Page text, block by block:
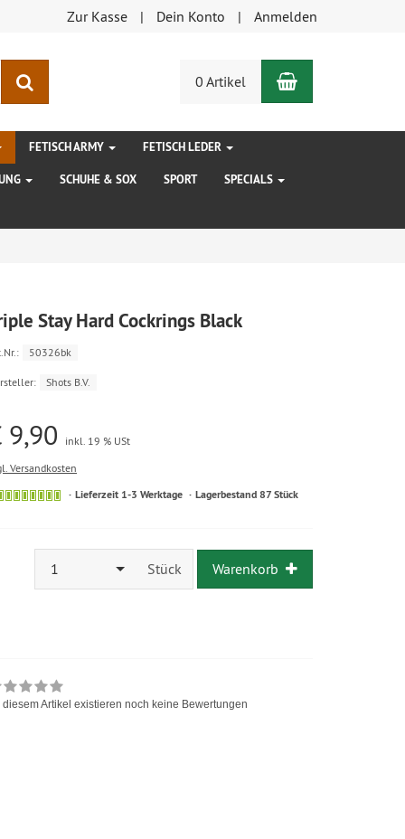
Zur Kasse Dein Konto Anmelden
0 Artikel Warenkorb
FETISCH ARMY FETISCH LEDER
SCHUHE & SOX SPORT SPECIALS
Stay Hard Cockrings Black
50326bk
Shots B.V.
9,90
inkl. 19 % USt
Versandkosten
Lieferzeit 1-3 Werktage Lagerbestand 87 Stück
1 Stück Warenkorb
diesem Artikel existieren noch keine Bewertungen